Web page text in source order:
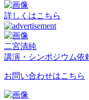
詳しくはこちら
二宮清純
講演・シンポジウム依
お問い合わせはこちら